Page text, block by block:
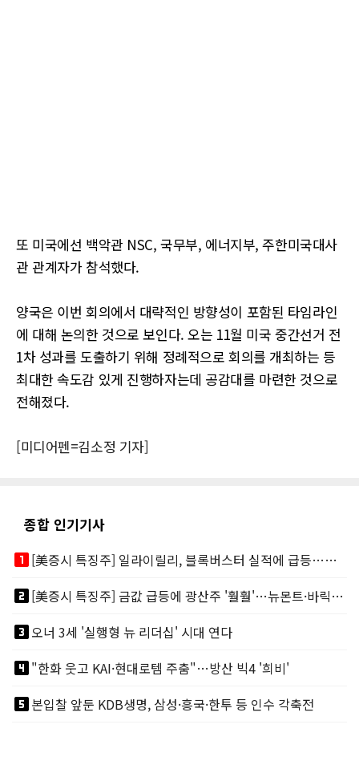
또 미국에선 백악관 NSC, 국무부, 에너지부, 주한미국대사
관 관계자가 참석했다.
양국은 이번 회의에서 대략적인 방향성이 포함된 타임라인
에 대해 논의한 것으로 보인다. 오는 11월 미국 중간선거 전
1차 성과를 도출하기 위해 정례적으로 회의를 개최하는 등
최대한 속도감 있게 진행하자는데 공감대를 마련한 것으로
전해졌다.
[미디어펜=김소정 기자]
종합 인기기사
looks_one
[美증시 특징주] 일라이릴리, 블록버스터 실적에 급등…마운자로 매출 폭발
looks_two
[美증시 특징주] 금값 급등에 광산주 '훨훨'…뉴몬트·바릭마이닝 주도
looks_3오너 3세 '실행형 뉴 리더십' 시대 연다
looks_4"한화 웃고 KAI·현대로템 주춤"…방산 빅4 '희비'
looks_5본입찰 앞둔 KDB생명, 삼성·흥국·한투 등 인수 각축전